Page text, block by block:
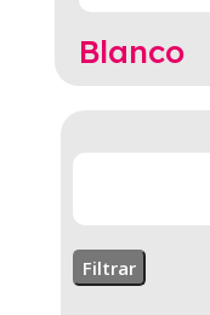
Blanco
Filtrar